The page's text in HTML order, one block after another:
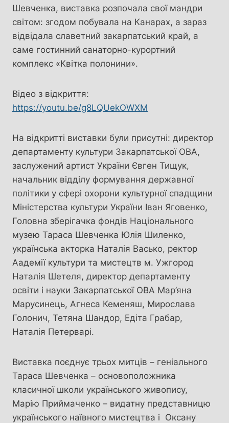
Шевченка, виставка розпочала свої мандри
світом: згодом побувала на Канарах, а зараз
відвідала славетний закарпатський край, а
саме гостинний санаторно-курортний
комплекс «Квітка полонини».
Відео з відкриття:
https://youtu.be/g8LQUekOWXM
На відкритті виставки були присутні: директор
департаменту культури Закарпатської ОВА,
заслужений артист України Євген Тищук,
начальник відділу формування державної
політики у сфері охорони культурної спадщини
Міністерства культури України Іван Яговенко,
Головна зберігачка фондів Національного
музею Тараса Шевченка Юлія Шиленко,
українська акторка Наталія Васько, ректор
Аадемії культури та мистецтв м. Ужгород
Наталія Шетеля, директор департаменту
освіти і науки Закарпатської ОВА Мар’яна
Марусинець, Агнеса Кеменяш, Мирослава
Голонич, Тетяна Шандор, Едіта Грабар,
Наталія Петерварі.
Виставка поєднує трьох митців – геніального
Тараса Шевченка – основоположника
класичної школи українського живопису,
Марію Приймаченко – видатну представницю
українського наївного мистецтва і Оксану